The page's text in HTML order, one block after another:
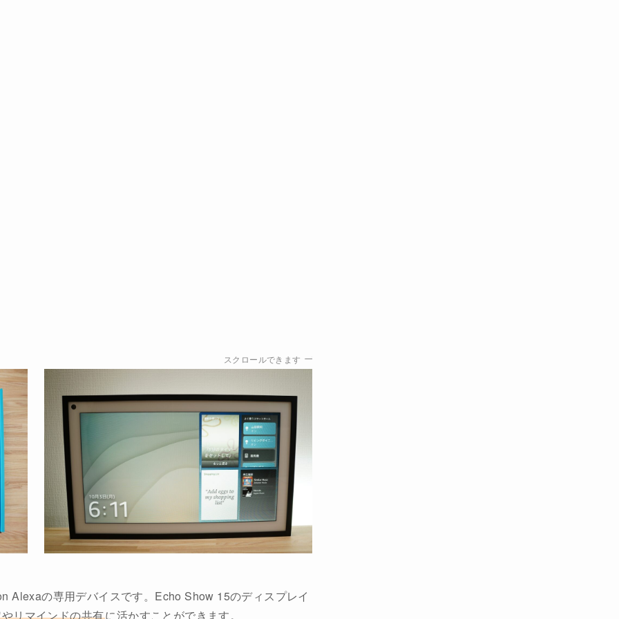
スクロールできます
Alexaの専用デバイスです。Echo Show 15のディスプレイ
リマインドの共有に活かすことができます。